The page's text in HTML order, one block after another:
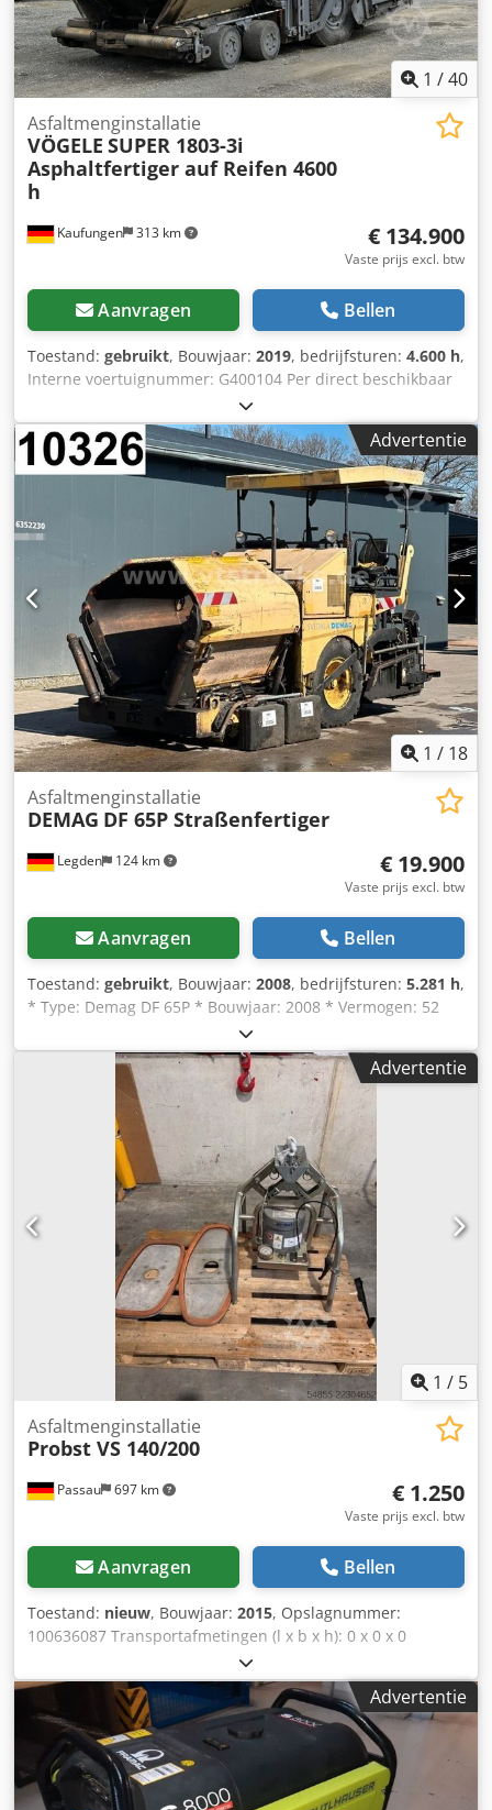
1 /40
Kaufungen 313 km
Asfaltmenginstallatie
VÖGELE SUPER 1803-3i
Asphaltfertiger auf Reifen 4600
h
€ 134.900
Vaste prijs excl. btw
Aanvragen Bellen
Toestand: gebruikt, Bouwjaar: 2019, bedrijfsturen: 4.600 h,
Interne voertuignummer: G400104 Per direct beschikbaar
op ons terrein in Kaufungen Meer INFO via: * Golec
Nutzfahrzeuge GmbH (Duits, Engels, Bulgaars, Russisch) *
Viktoria Sologubova (Pools, Russisch, Oekraïens, Engels)
Inbouwafwerkbalk AB 500-3 Traploos uitschuifbaar van
2,55 tot 5,00 m Met verbredingselementen uitbreidbaar tot
maximaal 8 m Voorbeeld financiering: * Intern nummer:
Aswalt * Koopprijs: €134.900,00 * Aanbetaling: 10% *
Looptijd: 60 maanden * Maandelijkse aflossing: €2.095,02 *
Slottermijn: €25.380,00 Csdpfoyxa Rasx Akljrf Als deze
aanbieding u aanspreekt of u wilt het naar uw wensen
aanpassen, neem dan contact met ons op (dhr. Enchev).
Wij kijken uit naar uw telefoontje Fouten voorbehouden Wij
nemen uw gebruikte voertuig graag in ruil. Financiering
direct bij ons op locatie mogelijk. GOLEC NUTZFAHRZEUGE
GMBH Wij spreken: Duits, Engels, Spaans, Pools,
Oekraïens, Russisch, Bulgaars. ----.
Advertentie
1 / 18
Legden 124 km
Asfaltmenginstallatie
DEMAG DF 65P Straßenfertiger
€ 19.900
Vaste prijs excl. btw
Aanvragen Bellen
Toestand: gebruikt, Bouwjaar: 2008, bedrijfsturen: 5.281 h,
* Type: Demag DF 65P * Bouwjaar: 2008 * Vermogen: 52
kW -----Intern voertuignummer: 10326----Wijzigingen en
tussentijdse verkoop voorbehouden. Crjdpfx Aoy Hblhjklef
WhatsApp-ondersteuning beschikbaar! Bij vragen over het
voertuig of voor meer informatie kunt u ons gemakkelijk via
WhatsApp bereiken. Whatsapp: Duits, Engels -- Whatsapp:
Duits, Engels, Arabisch
Advertentie
1 / 5
Passau 697 km
Asfaltmenginstallatie
Probst VS 140/200
€ 1.250
Vaste prijs excl. btw
Aanvragen Bellen
Toestand: nieuw, Bouwjaar: 2015, Opslagnummer:
100636087 Transportafmetingen (l x b x h): 0 x 0 x 0
Advertentie